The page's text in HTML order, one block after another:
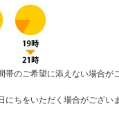
のご希望に添えない場合が
ちをいただく場合がござい